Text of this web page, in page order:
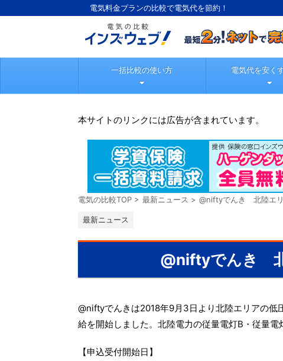
電気料金プランの比較で電気代を節約！
一括比較の使い方 電気代を安く
本サイトのリンクには広告が含まれています。
電気の比較TOP > 最新ニュース > @niftyでんき 北陸エリ
最新ニュース
@niftyでんき 北
@niftyでんきは2018年9月3日より北陸エリアの低
給を開始しました。北陸電力の従量電灯B・従量電
【申込受付開始日】